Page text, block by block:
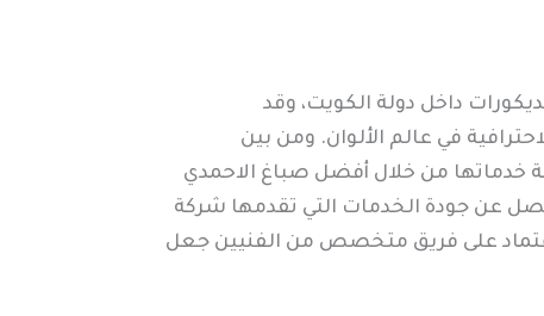
داخل دولة الكويت، وقد
في عالم الألوان. ومن بين
خدماتها من خلال أفضل صباغ الاحمدي
عن جودة الخدمات التي تقدمها شركة
على فريق متخصص من الفنيين جعل